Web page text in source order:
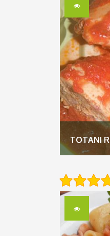
TOTANI